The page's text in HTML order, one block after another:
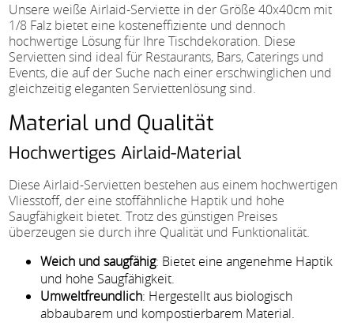
Unsere weiße Airlaid-Serviette in der Größe 40x40cm mit
1/8 Falz bietet eine kosteneffiziente und dennoch
hochwertige Lösung für Ihre Tischdekoration. Diese
Servietten sind ideal für Restaurants, Bars, Caterings und
Events, die auf der Suche nach einer erschwinglichen und
gleichzeitig eleganten Serviettenlösung sind.
Material und Qualität
Hochwertiges Airlaid-Material
Diese Airlaid-Servietten bestehen aus einem hochwertigen
Vliesstoff, der eine stoffähnliche Haptik und hohe
Saugfähigkeit bietet. Trotz des günstigen Preises
überzeugen sie durch ihre Qualität und Funktionalität.
Weich und saugfähig: Bietet eine angenehme Haptik
und hohe Saugfähigkeit.
Umweltfreundlich: Hergestellt aus biologisch
abbaubarem und kompostierbarem Material.